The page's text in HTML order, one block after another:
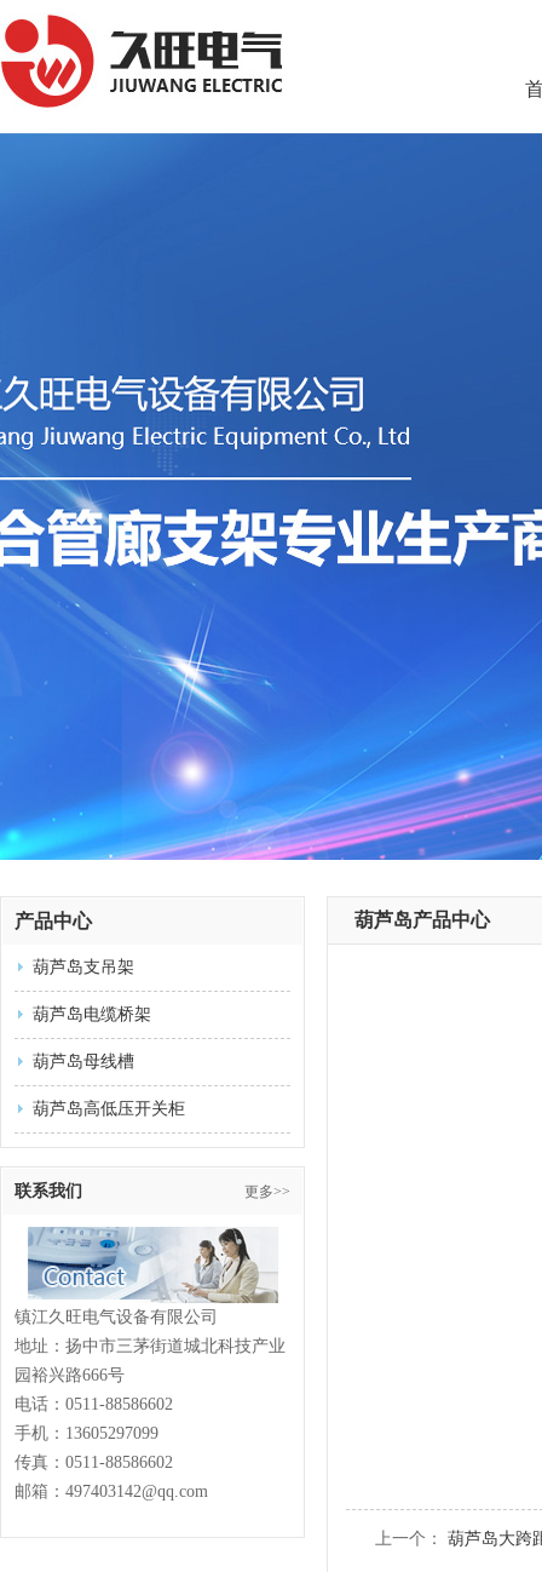
产品中心
葫芦岛支吊架
葫芦岛电缆桥架
葫芦岛母线槽
葫芦岛高低压开关柜
联系我们 更多>>
镇江久旺电气设备有限公司
地址：扬中市三茅街道城北科技产业
园裕兴路666号
电话： 0511-88586602
手机：13605297099
传真： 0511-88586602
邮箱：497403142@qq.com
葫芦岛产品中心
上一个： 葫芦岛大跨